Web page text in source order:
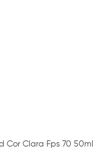
Cor Clara Fps 70 50ml